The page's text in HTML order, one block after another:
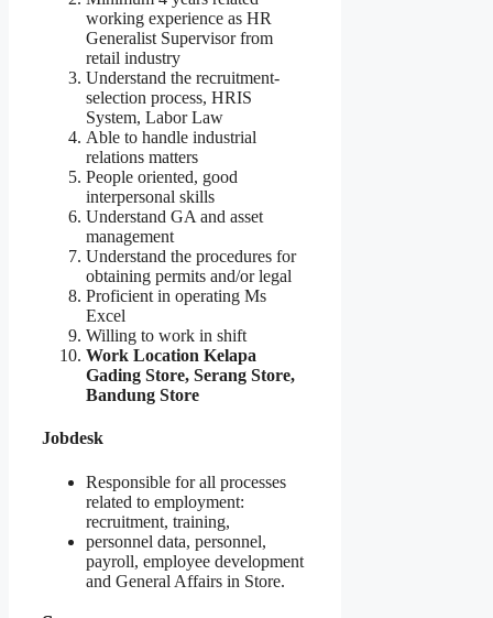
working experience as HR
Generalist Supervisor from
retail industry
Understand the recruitment-
selection process, HRIS
System, Labor Law
Able to handle industrial
relations matters
People oriented, good
interpersonal skills
Understand GA and asset
management
Understand the procedures for
obtaining permits and/or legal
Proficient in operating Ms
Excel
Willing to work in shift
Work Location Kelapa
Gading Store, Serang Store,
Bandung Store
Jobdesk
Responsible for all processes
related to employment:
recruitment, training,
personnel data, personnel,
payroll, employee development
and General Affairs in Store.